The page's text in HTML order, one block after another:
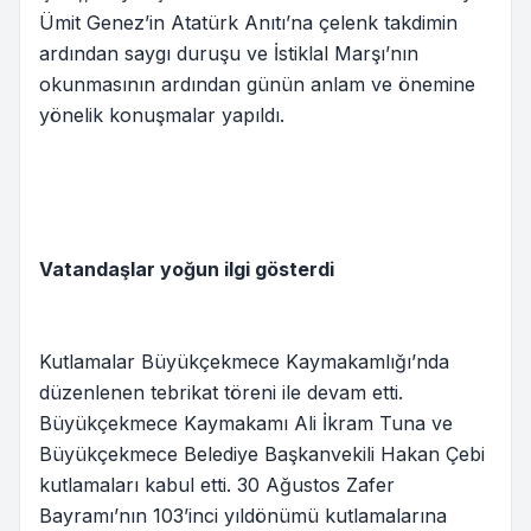
Ümit Genez’in Atatürk Anıtı’na çelenk takdimin
ardından saygı duruşu ve İstiklal Marşı’nın
okunmasının ardından günün anlam ve önemine
yönelik konuşmalar yapıldı.
Vatandaşlar yoğun ilgi gösterdi
Kutlamalar Büyükçekmece Kaymakamlığı’nda
düzenlenen tebrikat töreni ile devam etti.
Büyükçekmece Kaymakamı Ali İkram Tuna ve
Büyükçekmece Belediye Başkanvekili Hakan Çebi
kutlamaları kabul etti. 30 Ağustos Zafer
Bayramı’nın 103’inci yıldönümü kutlamalarına